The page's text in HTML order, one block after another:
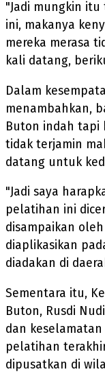
"Jadi mungkin
ini, makanya
mereka merasa
kali datang,
Dalam
menambahkan,
Buton indah tapi
tidak terjamin
datang untuk
"Jadi saya
pelatihan ini
disampaikan
diaplikasikan
diadakan di
Sementara itu,
Buton, Rusdi
dan
pelatihan
dipusatkan di